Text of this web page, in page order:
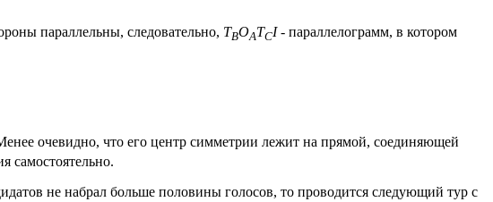
параллельны, следовательно, TBOATCI- параллелограмм, в котором
очевидно, что его центр симметрии лежит на прямой, соединяющей
самостоятельно.
не набрал больше половины голосов, то проводится следующий тур с